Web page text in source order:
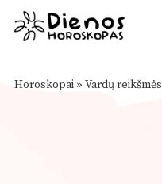
Horoskopai » Vardų reikšmės